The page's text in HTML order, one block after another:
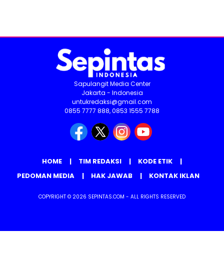
Sapulangit Media Center
Jakarta - Indonesia
untukredaksi@gmail.com
0855 7777 888, 0853 1555 7788
HOME TIM REDAKSI
KODE ETIK
PEDOMAN MEDIA
HAK JAWAB KONTAK IKLAN
COPYRIGHT © 2026 SEPINTAS.COM - ALL RIGHTS RESERVED